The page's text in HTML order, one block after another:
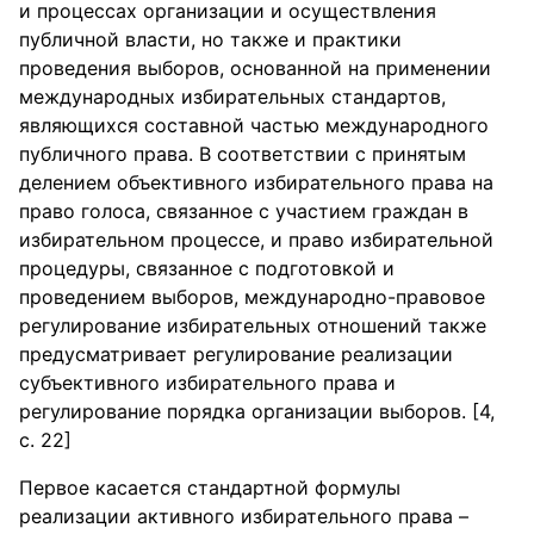
и процессах организации и осуществления
публичной власти, но также и практики
проведения выборов, основанной на применении
международных избирательных стандартов,
являющихся составной частью международного
публичного права. В соответствии с принятым
делением объективного избирательного права на
право голоса, связанное с участием граждан в
избирательном процессе, и право избирательной
процедуры, связанное с подготовкой и
проведением выборов, международно-правовое
регулирование избирательных отношений также
предусматривает регулирование реализации
субъективного избирательного права и
регулирование порядка организации выборов. [4,
с. 22]
Первое касается стандартной формулы
реализации активного избирательного права –